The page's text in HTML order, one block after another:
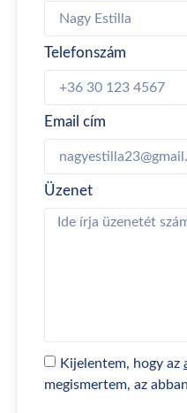
Telefonszám
Email cím
Üzenet
Kijelentem, hogy az
megismertem, az